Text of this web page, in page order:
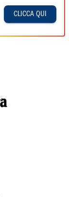
CLICCA QUI